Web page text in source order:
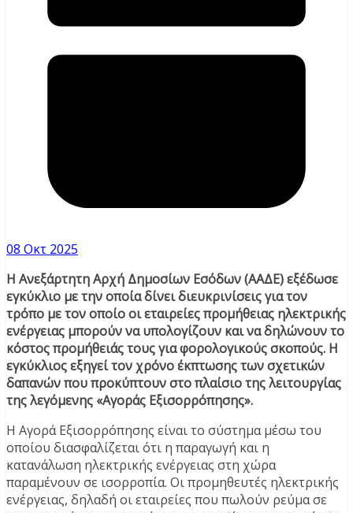
08 Οκτ 2025
Η Ανεξάρτητη Αρχή Δημοσίων Εσόδων (ΑΑΔΕ) εξέδωσε
εγκύκλιο με την οποία δίνει διευκρινίσεις για τον
τρόπο με τον οποίο οι εταιρείες προμήθειας ηλεκτρικής
ενέργειας μπορούν να υπολογίζουν και να δηλώνουν το
κόστος προμήθειάς τους για φορολογικούς σκοπούς. Η
εγκύκλιος εξηγεί τον χρόνο έκπτωσης των σχετικών
δαπανών που προκύπτουν στο πλαίσιο της λειτουργίας
της λεγόμενης «Αγοράς Εξισορρόπησης».
Η Αγορά Εξισορρόπησης είναι το σύστημα μέσω του
οποίου διασφαλίζεται ότι η παραγωγή και η
κατανάλωση ηλεκτρικής ενέργειας στη χώρα
παραμένουν σε ισορροπία. Οι προμηθευτές ηλεκτρικής
ενέργειας, δηλαδή οι εταιρείες που πωλούν ρεύμα σε